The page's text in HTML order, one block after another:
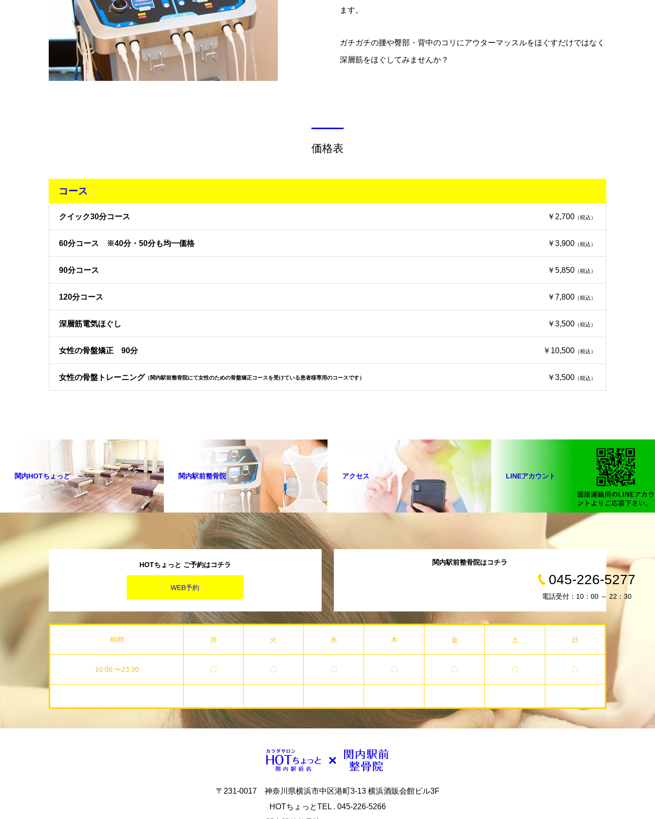
ます。
ガチガチの腰や臀部・背中のコリにアウターマッスルをほぐすだけではなく
深層筋をほぐしてみませんか？
価格表
コース
クイック30分コース ￥2,700 （税込）
60分コース ※40分・50分も均一価格 ￥3,900 （税込）
90分コース ￥5,850 （税込）
120分コース ￥7,800 （税込）
深層筋電気ほぐし ￥3,500 （税込）
女性の骨盤矯正 90分 ￥10,500 （税込）
女性の骨盤トレーニング （関内駅前整骨院にて女性のための骨盤矯正コースを受けている患者様専用のコースです） ￥3,500 （税込）
関内HOTちょっと 関内駅前整骨院 アクセス LINEアカウント
HOTちょっと ご予約はコチラ
WEB予約
関内駅前整骨院はコチラ
045-226-5277
電話受付：10：00 ～ 22：30
時間 月 火 水 木 金 土 日
10:00 〜23:30 〇 〇 〇 〇 〇 〇 〇
〒231-0017 神奈川県横浜市中区港町3-13 横浜酒販会館ビル3F
HOTちょっとTEL . 045-226-5266